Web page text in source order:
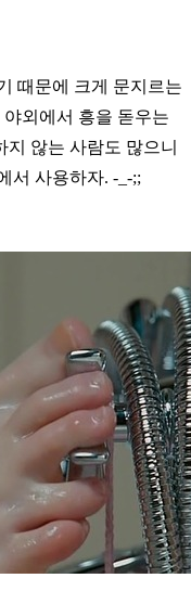
때문에 크게 문지르는
야외에서 흥을 돋우는
지 않는 사람도 많으니
서 사용하자. -_-;;